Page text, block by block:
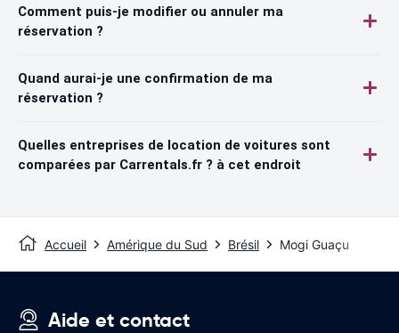
Comment puis-je modifier ou annuler ma
réservation ?
Quand aurai-je une confirmation de ma
réservation ?
Quelles entreprises de location de voitures sont
comparées par Carrentals.fr ? à cet endroit
Accueil Amérique du Sud Brésil Mogi Guaçu
Aide et contact